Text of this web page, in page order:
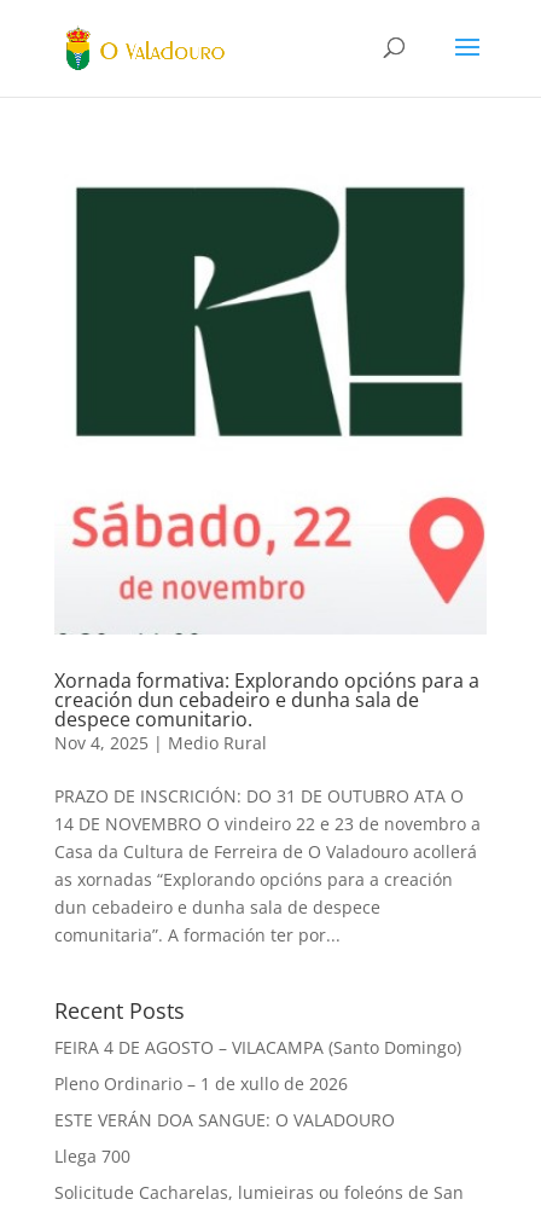
Xornada formativa: Explorando opcións para a
creación dun cebadeiro e dunha sala de
despece comunitario.
Nov 4, 2025| Medio Rural
PRAZO DE INSCRICIÓN: DO 31 DE OUTUBRO ATA O
14 DE NOVEMBRO O vindeiro 22 e 23 de novembro a
Casa da Cultura de Ferreira de O Valadouro acollerá
as xornadas “Explorando opcións para a creación
dun cebadeiro e dunha sala de despece
comunitaria”. A formación ter por...
Recent Posts
FEIRA 4 DE AGOSTO – VILACAMPA (Santo Domingo)
Pleno Ordinario – 1 de xullo de 2026
ESTE VERÁN DOA SANGUE: O VALADOURO
Llega 700
Solicitude Cacharelas, lumieiras ou foleóns de San